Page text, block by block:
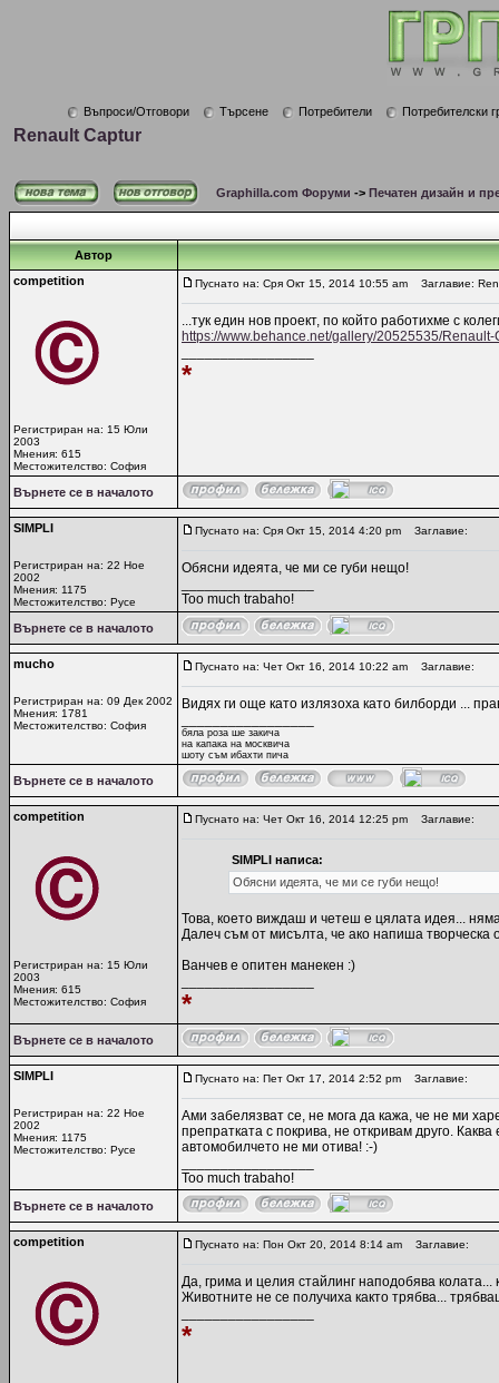
Въпроси/Отговори Търсене Потребители Потребителски
Renault Captur
Graphilla.com Форуми -> Печатен дизайн и
Автор
competition
Регистриран на: 15 Юли
2003
Мнения: 615
Местожителство: София
Пуснато на: Сря Окт 15, 2014 10:55 am Заглавие:
...тук един нов проект, по който работихме с
https://www.behance.net/gallery/20525535/Renault-
*
Върнете се в началото
SIMPLI
Регистриран на: 22 Ное
2002
Мнения: 1175
Местожителство: Русе
Пуснато на: Сря Окт 15, 2014 4:20 pm Заглавие:
Обясни идеята, че ми се губи нещо!
Too much trabaho!
Върнете се в началото
mucho
Регистриран на: 09 Дек 2002
Мнения: 1781
Местожителство: София
Пуснато на: Чет Окт 16, 2014 10:22 am Заглавие:
Видях ги още като излязоха като билборди ...
бяла роза ше закича
на капака на москвича
шоту съм ибахти пича
Върнете се в началото
competition
Регистриран на: 15 Юли
2003
Мнения: 615
Местожителство: София
Пуснато на: Чет Окт 16, 2014 12:25 pm Заглавие:
SIMPLI написа:
Обясни идеята, че ми се губи нещо!
Това, което виждаш и четеш е цялата идея...
Далеч съм от мисълта, че ако напиша
Ванчев е опитен манекен :)
*
Върнете се в началото
SIMPLI
Регистриран на: 22 Ное
2002
Мнения: 1175
Местожителство: Русе
Пуснато на: Пет Окт 17, 2014 2:52 pm Заглавие:
Ами забелязват се, не мога да кажа, че не ми
препратката с покрива, не откривам друго.
автомобилчето не ми отива! :-)
Too much trabaho!
Върнете се в началото
competition Пуснато на: Пон Окт 20, 2014 8:14 am Заглавие:
Да, грима и целия стайлинг наподобява колата...
Животните не се получиха както трябва...
*